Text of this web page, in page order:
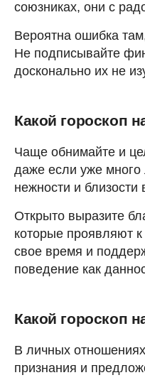
союзниках, они с
Вероятна ошибка
Не подписывайте
досконально их не
Какой гороскоп
Чаще обнимайте и
даже если уже много
нежности и
Открыто выразите
которые проявляют
свое время и
поведение как
Какой гороскоп
В личных
признания и